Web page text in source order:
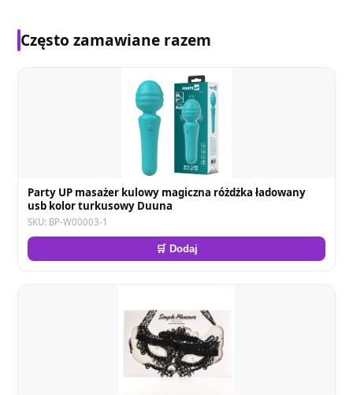
Często zamawiane razem
Party UP masażer kulowy magiczna różdżka ładowany
usb kolor turkusowy Duuna
SKU: BP-W00003-1
🛒 Dodaj